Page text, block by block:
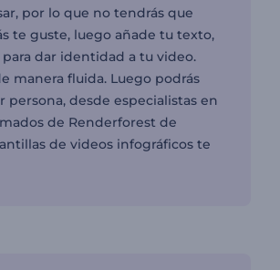
por lo que no tendrás que
te guste, luego añade tu texto,
dar identidad a tu video.
manera fluida. Luego podrás
desde especialistas en
de Renderforest de
de videos infográficos te